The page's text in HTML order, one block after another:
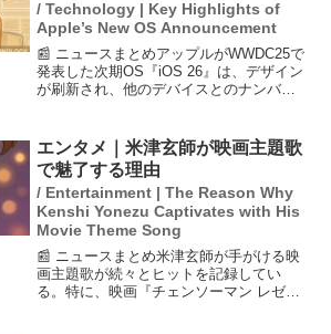
/ Technology | Key Highlights of
Apple’s New OS Announcement
📰 ニュースまとめアップルがWWDC25で
発表した次期OS『iOS 26』は、デザイン
が刷新され、他のデバイスとのナンバリ
機能や、保留中に通知が届く機能、画面
に表示され...
エンタメ｜米津玄師が映画主題歌
で魅了する理由
/ Entertainment | The Reason Why
Kenshi Yonezu Captivates with His
Movie Theme Song
📰 ニュースまとめ米津玄師が手がける映
画主題歌が続々とヒットを記録してい
る。特に、映画『チェンソーマン レゼ